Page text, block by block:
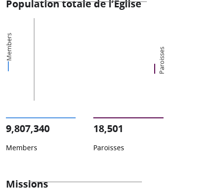
Population totale de l’Église
Members Paroisses
9,807,340
Members
18,501
Paroisses
Missions